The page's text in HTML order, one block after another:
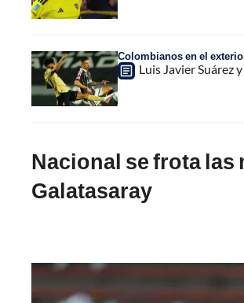
Colombianos en el
Luis Javier Suárez
Nacional se frota las
Galatasaray